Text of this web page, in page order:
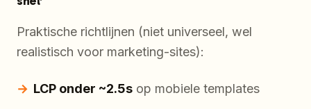
Praktische richtlijnen (niet universeel, wel
realistisch voor marketing-sites):
LCP onder ~2.5s op mobiele templates